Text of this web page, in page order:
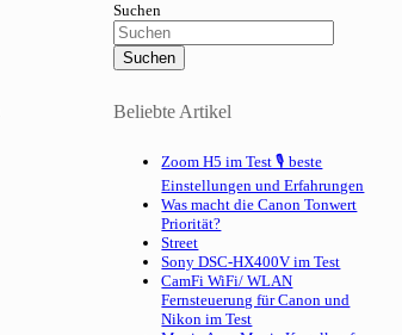
Suchen
Beliebte Artikel
Zoom H5 im Test 🎙 beste
Einstellungen und Erfahrungen
Was macht die Canon Tonwert
Priorität?
Street
Sony DSC-HX400V im Test
CamFi WiFi/ WLAN
Fernsteuerung für Canon und
Nikon im Test